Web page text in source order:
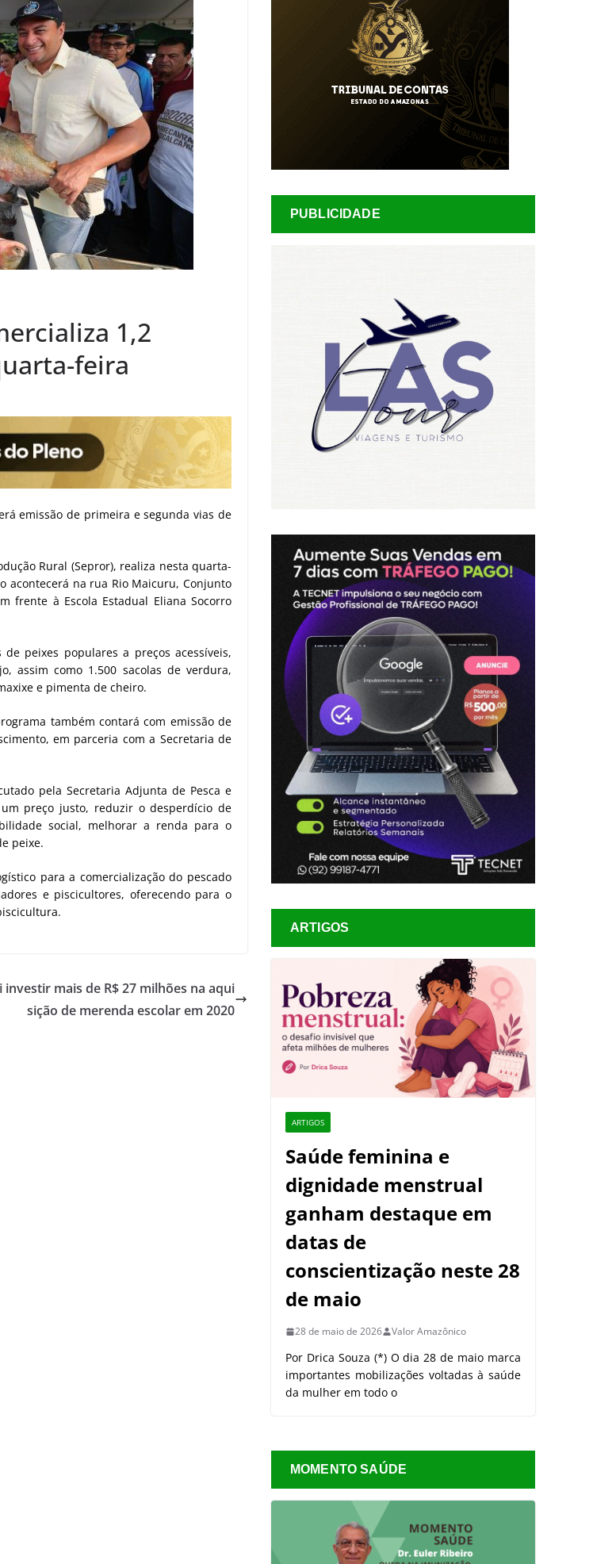
1,2
feira
emissão de primeira e segunda vias de
Rural (Sepror), realiza nesta quarta-
acontecerá na rua Rio Maicuru, Conjunto
frente à Escola Estadual Eliana Socorro
peixes populares a preços acessíveis,
assim como 1.500 sacolas de verdura,
e pimenta de cheiro.
também contará com emissão de
em parceria com a Secretaria de
pela Secretaria Adjunta de Pesca e
preço justo, reduzir o desperdício de
social, melhorar a renda para o
peixe.
para a comercialização do pescado
e piscicultores, oferecendo para o
investir mais de R$ 27 milhões na aqui
sição de merenda escolar em 2020
PUBLICIDADE
ARTIGOS
ARTIGOS
Saúde feminina e
dignidade menstrual
ganham destaque em
datas de
conscientização neste 28
de maio
28 de maio de 2026 Valor Amazônico
Por Drica Souza (*) O dia 28 de maio marca
importantes mobilizações voltadas à saúde
da mulher em todo o
MOMENTO SAÚDE